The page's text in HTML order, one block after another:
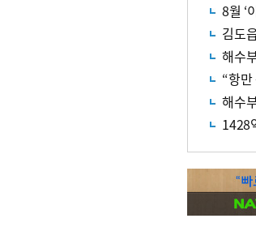
8월 ‘
김도
해수
“항
해수
1428